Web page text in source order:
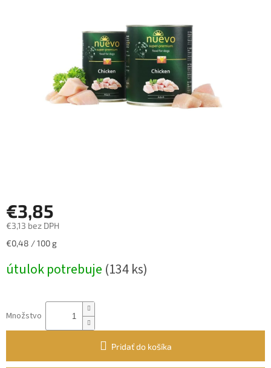
€3,85
€3,13 bez DPH
Jednotková
€0,48 / 100 g
útulok potrebuje (134 ks)
Množstvo
Pridať do košíka